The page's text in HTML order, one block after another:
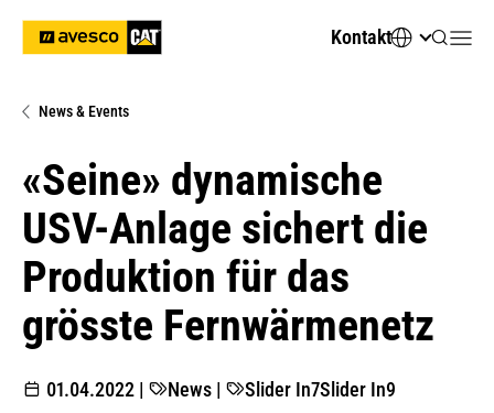
Kontakt
News & Events
«Seine» dynamische
USV-Anlage sichert die
Produktion für das
grösste Fernwärmenetz
01.04.2022 | News | Slider In7Slider In9